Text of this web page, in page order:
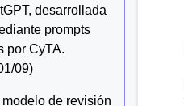
desarrollada
prompts
por CyTA.
09)
de revisión